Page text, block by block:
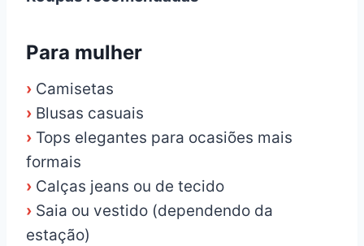
Para mulher
› Camisetas
› Blusas casuais
› Tops elegantes para ocasiões mais
formais
› Calças jeans ou de tecido
› Saia ou vestido (dependendo da
estação)